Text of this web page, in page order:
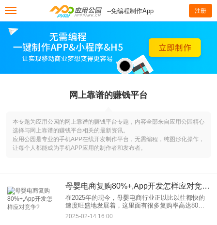
--免编程制作App 注册
网上靠谱的赚钱平台
本专题为应用公园的网上靠谱的赚钱平台专题，内容全部来自应用公园精心
选择与网上靠谱的赚钱平台相关的最新资讯。
应用公园是专业的手机APP在线开发制作平台，无需编程，纯图形化操作，
让每个人都能成为手机APP应用的制作者和发布者。
母婴电商复购80%+,App开发怎样应对竞争?
在2025年的现今，母婴电商行业正以比以往都快的
速度旺盛地发展着，这里面有很多复购率高达80%
及以上的成功例子。可是在激烈的市场竞争里，怎
样才可以一直保持领先地位，持续吸引并且留住用
2025-02-14 16:00